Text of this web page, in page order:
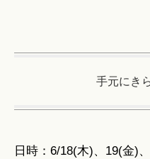
手元にき
日時：6/18(木)、19(金)